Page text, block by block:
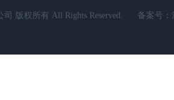
版权所有 All Rights Reserved. 备案号：